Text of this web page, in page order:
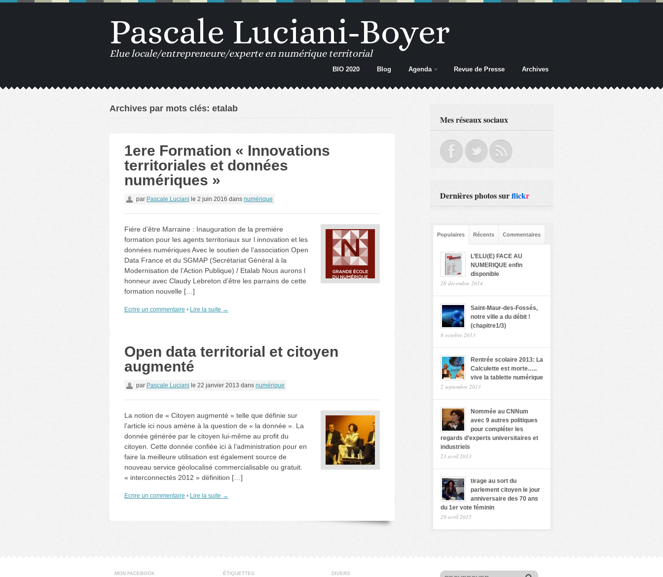
Pascale Luciani-Boyer
Elue locale/entrepreneure/experte en numérique territorial
BIO 2020 Blog Agenda Revue de Presse Archives
Archives par mots clés: etalab
1ere Formation « Innovations
territoriales et données
numériques »
par Pascale Luciani le 2 juin 2016 dans numérique
Fiére d’être Marraine : Inauguration de la premiére
formation pour les agents territoriaux sur l innovation et les
données numériques Avec le soutien de l’association Open
Data France et du SGMAP (Secrétariat Général à la
Modernisation de l’Action Publique) / Etalab Nous aurons l
honneur avec Claudy Lebreton d’être les parrains de cette
formation nouvelle […]
Ecrire un commentaire • Lire la suite →
Open data territorial et citoyen
augmenté
par Pascale Luciani le 22 janvier 2013 dans numérique
La notion de « Citoyen augmenté » telle que définie sur
l’article ici nous amène à la question de « la donnée ». La
donnée générée par le citoyen lui-même au profit du
citoyen. Cette donnée confiée ici à l’administration pour en
faire la meilleure utilisation est également source de
nouveau service géolocalisé commercialisable ou gratuit.
« interconnectés 2012 » définition […]
Ecrire un commentaire • Lire la suite →
Mes réseaux sociaux
Dernières photos surflickr
Populaires Récents Commentaires
L’ELU(E) FACE AU
NUMERIQUE enfin
disponible
26 décembre 2014
Saint-Maur-des-Fossés,
notre ville a du débit !
(chapitre1/3)
8 octobre 2013
Rentrée scolaire 2013: La
Calculette est morte…..
vive la tablette numérique
2 septembre 2013
Nommée au CNNum
avec 9 autres politiques
pour compléter les
regards d’experts universitaires et
industriels
23 avril 2013
tirage au sort du
parlement citoyen le jour
anniversaire des 70 ans
du 1er vote féminin
29 avril 2015
MON FACEBOOK ÉTIQUETTES DIVERS